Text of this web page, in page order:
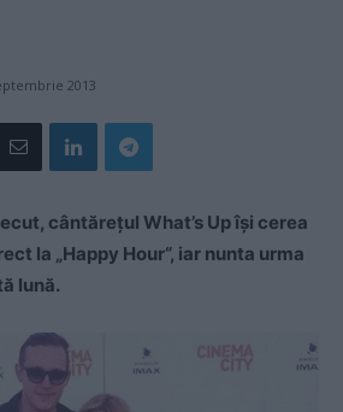
2013
cântărețul What’s Up își cerea
la „Happy Hour“, iar nunta urma
lună.